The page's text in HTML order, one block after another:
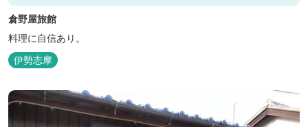
倉野屋旅館
料理に自信あり。
伊勢志摩